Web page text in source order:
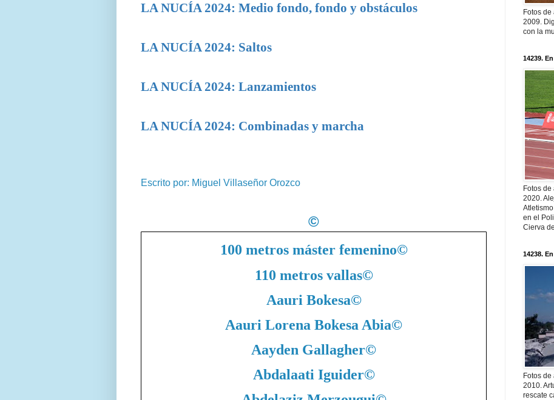
LA NUCÍA 2024: Medio fondo, fondo y obstáculos
LA NUCÍA 2024: Saltos
LA NUCÍA 2024: Lanzamientos
LA NUCÍA 2024: Combinadas y marcha
Escrito por: Miguel Villaseñor Orozco
©
100 metros máster femenino©
110 metros vallas©
Aauri Bokesa©
Aauri Lorena Bokesa Abia©
Aayden Gallagher©
Abdalaati Iguider©
Fotos
2009.
con la
14239.
Fotos
2020.
en el
Cierva
14238.
Fotos
2010.
rescate